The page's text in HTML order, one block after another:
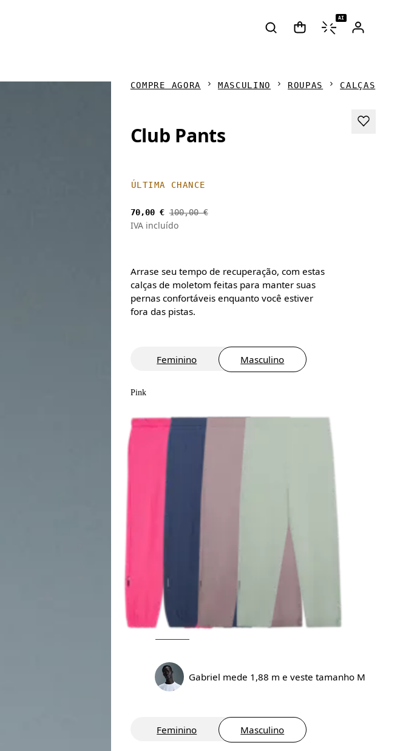
AI
COMPRE AGORA MASCULINO ROUPAS CALÇAS
Club Pants
ÚLTIMA CHANCE
70,00 € 100,00 €
IVA incluído
Arrase seu tempo de recuperação, com estas
calças de moletom feitas para manter suas
pernas confortáveis enquanto você estiver
fora das pistas.
Feminino Masculino
Pink
Gabriel mede 1,88 m e veste tamanho M
Feminino Masculino